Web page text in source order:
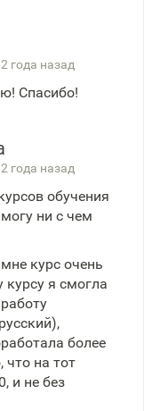
года назад
Спасибо!
года назад
обучения
ни с чем
курс очень
курсу я смогла
более
что на тот
и не без